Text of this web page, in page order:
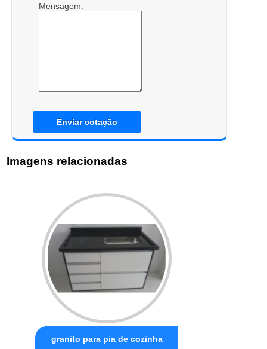
Mensagem:
Enviar cotação
Imagens relacionadas
granito para pia de cozinha